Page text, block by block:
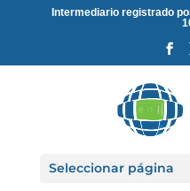
Intermediario registrado
Seleccionar página